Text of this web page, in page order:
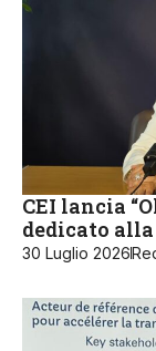
CEI lancia
dedicato
30 Luglio 2026